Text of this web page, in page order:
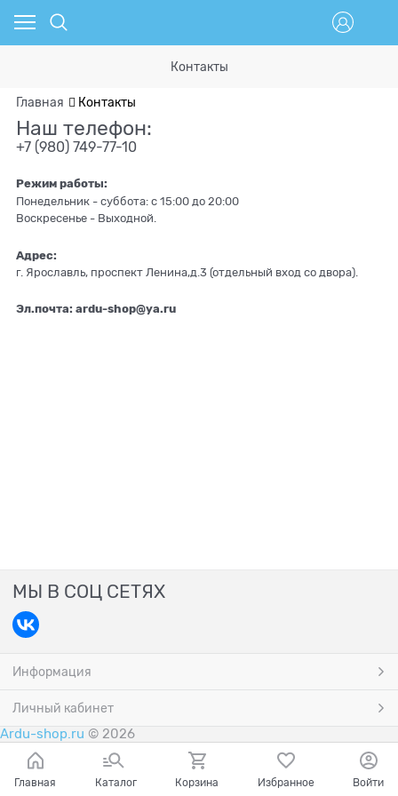
Контакты
Главная Контакты
Наш телефон:
+7 (980) 749-77-10
Режим работы:
Понедельник - суббота: c 15:00 до 20:00
Воскресенье - Выходной.
Адрес:
г. Ярославль, проспект Ленина,д.3 (отдельный вход со двора).
Эл.почта: ardu-shop@ya.ru
МЫ В СОЦ СЕТЯХ
Информация
Личный кабинет
Ardu-shop.ru © 2026
Главная Каталог Корзина Избранное Войти